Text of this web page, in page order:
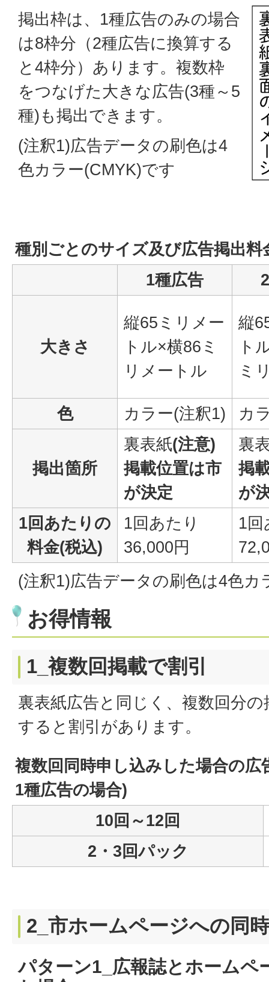
掲出枠は、1種広告のみの場合
は8枠分（2種広告に換算する
と4枠分）あります。複数枠
をつなげた大きな広告(3種～5
種)も掲出できます。
(注釈1)広告データの刷色は4
色カラー(CMYK)です
種別ごとのサイズ及び広告掲出料
1種広告
大きさ
縦65ミリメー
トル×横86ミ
リメートル
縦
ト
ミ
色 カラー(注釈1) カ
掲出箇所
裏表紙(注意)
掲載位置は市
が決定
裏
掲
が
1回あたりの
料金(税込)
1回あたり
36,000円
1回
(注釈1)広告データの刷色は4色カ
お得情報
1_複数回掲載で割引
裏表紙広告と同じく、複数回分
すると割引があります。
複数回同時申し込みした場合の広
1種広告の場合)
10回～12回
2・3回パック
2_市ホームページへの同
パターン1_広報誌とホームペ